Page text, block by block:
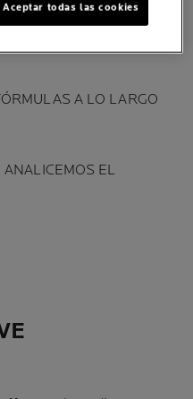
A LO LARGO
ANALICEMOS EL
Aceptar todas las cookies